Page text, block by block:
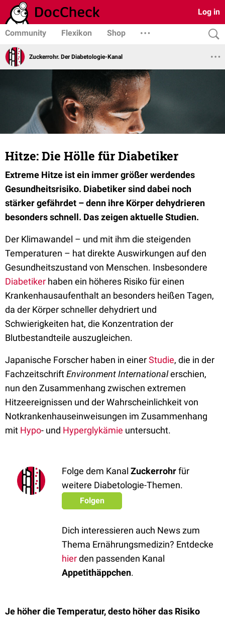
Log in
Community Flexikon Shop
Zuckerrohr. Der Diabetologie-Kanal
Hitze: Die Hölle für Diabetiker
Extreme Hitze ist ein immer größer werdendes
Gesundheitsrisiko. Diabetiker sind dabei noch
stärker gefährdet – denn ihre Körper dehydrieren
besonders schnell. Das zeigen aktuelle Studien.
Der Klimawandel – und mit ihm die steigenden
Temperaturen – hat direkte Auswirkungen auf den
Gesundheitszustand von Menschen. Insbesondere
Diabetiker haben ein höheres Risiko für einen
Krankenhausaufenthalt an besonders heißen Tagen,
da der Körper schneller dehydriert und
Schwierigkeiten hat, die Konzentration der
Blutbestandteile auszugleichen.
Japanische Forscher haben in einerStudie, die in der
FachzeitschriftEnvironment Internationalerschien,
nun den Zusammenhang zwischen extremen
Hitzeereignissen und der Wahrscheinlichkeit von
Notkrankenhauseinweisungen im Zusammenhang
mit Hypo- und Hyperglykämie untersucht.
Folge dem Kanal Zuckerrohrfür
weitere Diabetologie-Themen.
Folgen
Dich interessieren auch News zum
Thema Ernährungsmedizin? Entdecke
hierden passenden Kanal
Appetithäppchen.
Je höher die Temperatur, desto höher das Risiko